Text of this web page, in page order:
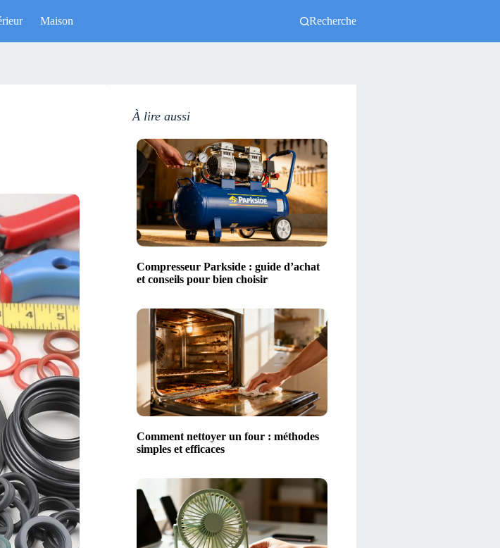
Maison Recherche
À lire aussi
Compresseur Parkside : guide d’achat
et conseils pour bien choisir
Comment nettoyer un four : méthodes
simples et efficaces